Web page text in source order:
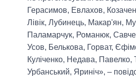
Герасимов, Евлахов,
Лівік, Лубинець, Макар'ян,
Паламарчук, Романюк,
Усов, Белькова, Горват,
Куліченко, Недава, Павелко,
Урбанський, Яриніч», –